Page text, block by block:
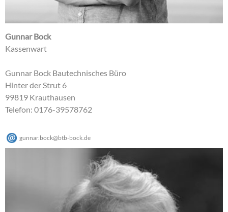
Gunnar Bock
Kassenwart
Gunnar Bock Bautechnisches Büro
Hinter der Strut 6
99819 Krauthausen
Telefon: 0176-39578762
gunnar.bock@btb-bock.de